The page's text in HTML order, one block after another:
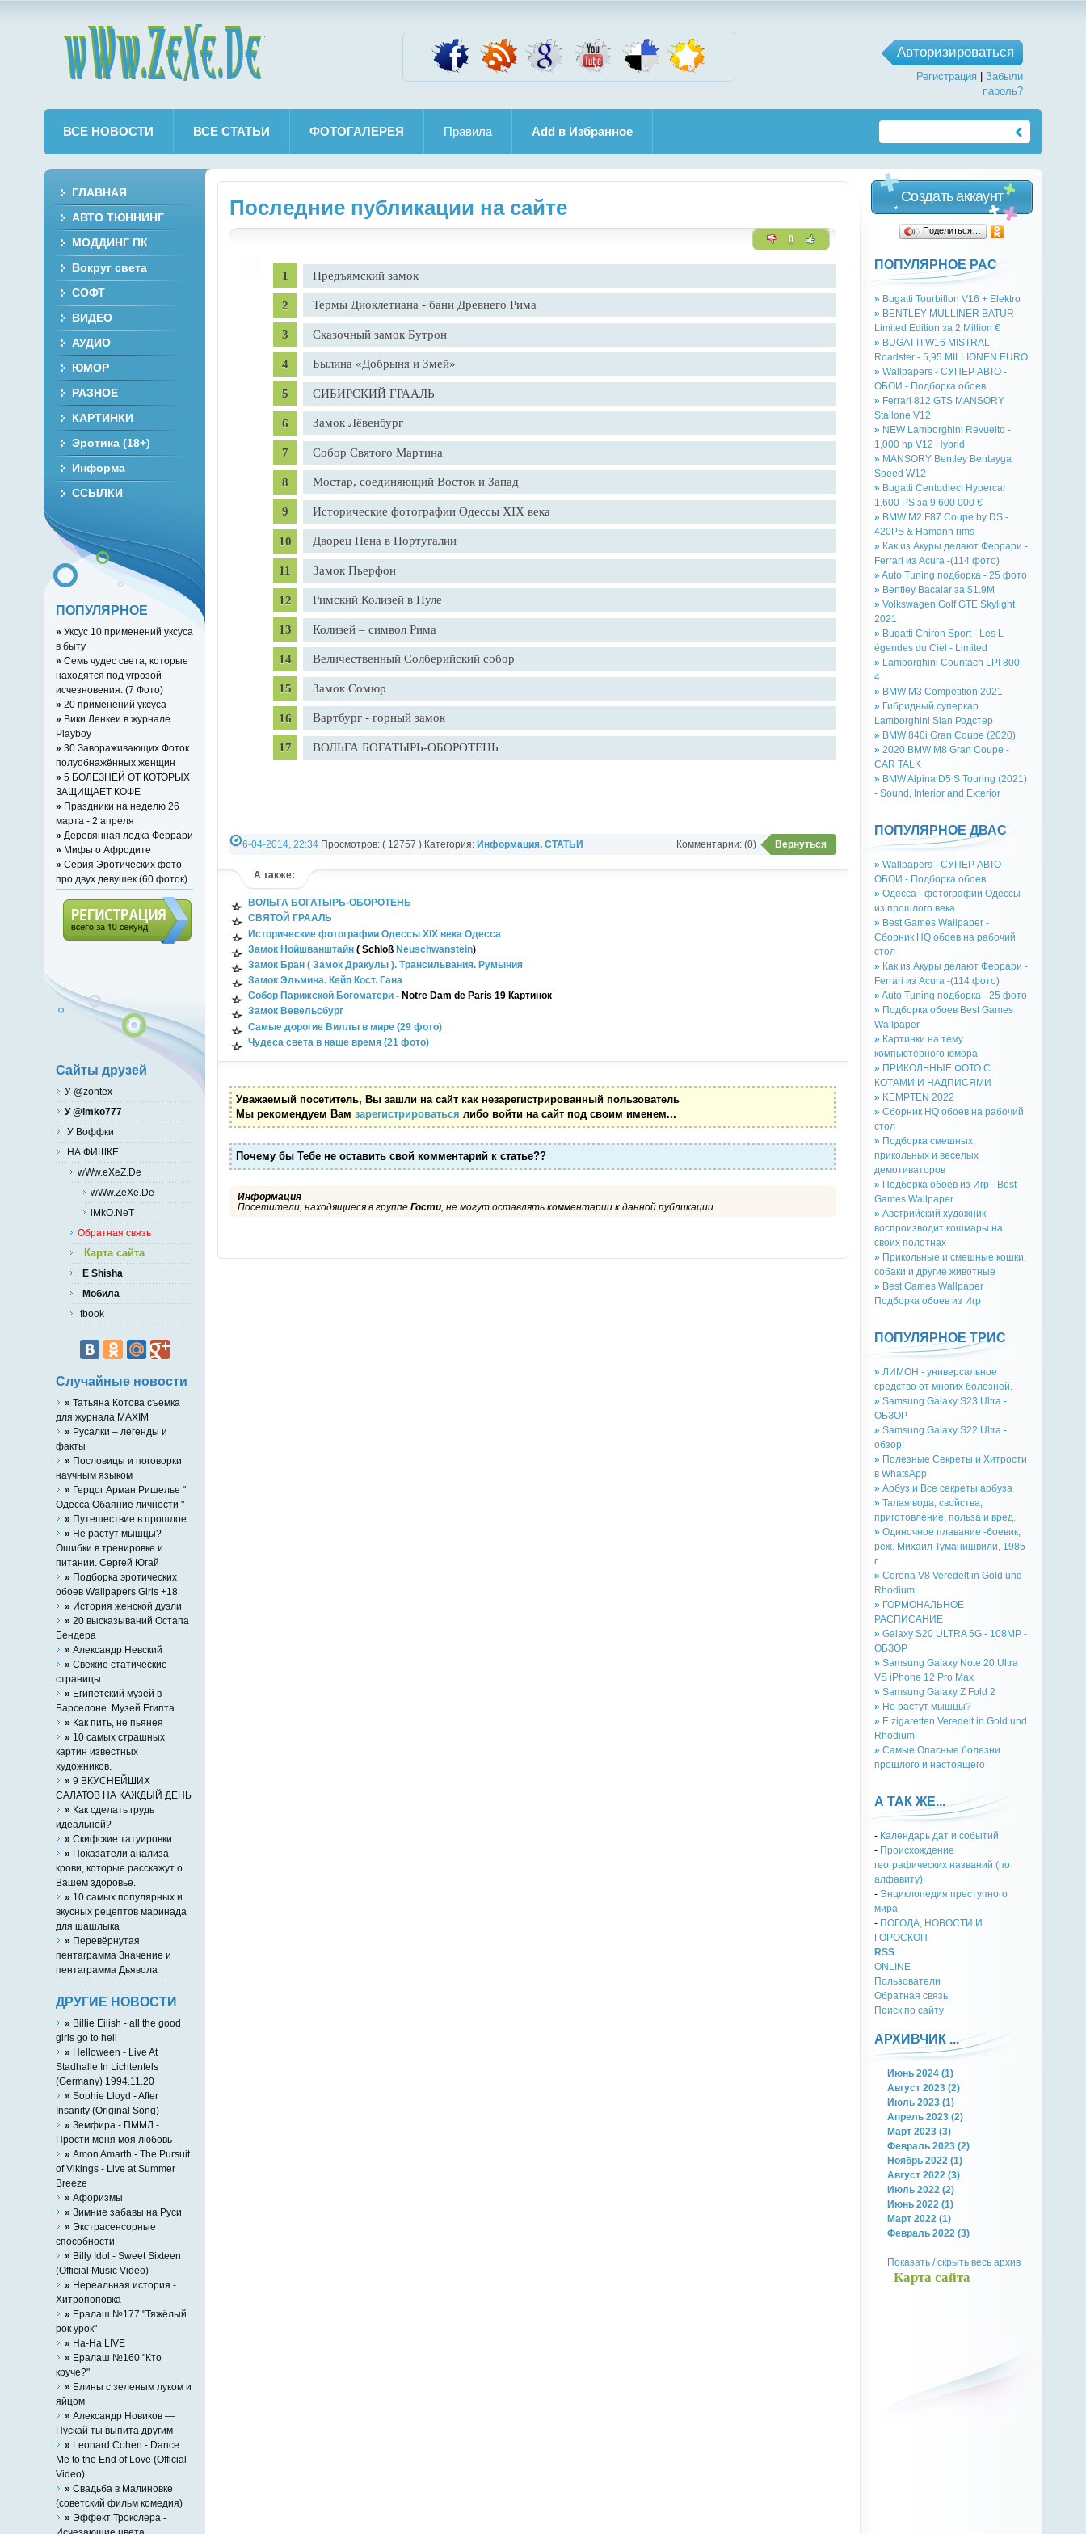
Авторизироваться
Регистрация |Забыли
пароль?
ВСЕ НОВОСТИ ВСЕ СТАТЬИ ФОТОГАЛЕРЕЯ Правила Add в Избранное
Последние публикации на сайте
0
Предъямский замок
Термы Диоклетиана - бани Древнего Рима
Сказочный замок Бутрон
Былина «Добрыня и Змей»
СИБИРСКИЙ ГРААЛЬ
Замок Лёвенбург
Собор Святого Мартина
Мостар, соединяющий Восток и Запад
Исторические фотографии Одессы XIX века
Дворец Пена в Португалии
Замок Пьерфон
Римский Колизей в Пуле
Колизей – символ Рима
Величественный Солберийский собор
Замок Сомюр
Вартбург - горный замок
ВОЛЬГА БОГАТЫРЬ-ОБОРОТЕНЬ
Вернуться
Комментарии: (0)
6-04-2014, 22:34Просмотров: ( 12757 ) Категория: Информация, СТАТЬИ
А также:
ВОЛЬГА БОГАТЫРЬ-ОБОРОТЕНЬ
СВЯТОЙ ГРААЛЬ
Исторические фотографии Одессы XIX века Одесса
Замок Нойшванштайн( Schloß Neuschwanstein)
Замок Бран ( Замок Дракулы ). Трансильвания. Румыния
Замок Эльмина. Кейп Кост. Гана
Собор Парижской Богоматери- Notre Dam de Paris 19 Картинок
Замок Вевельсбург
Самые дорогие Виллы в мире (29 фото)
Чудеса света в наше время (21 фото)
Уважаемый посетитель, Вы зашли на сайт как незарегистрированный пользователь
Мы рекомендуем Вам зарегистрироваться либо войти на сайт под своим именем...
Почему бы Тебе не оставить свой комментарий к статье??
Информация
Посетители, находящиеся в группе Гости, не могут оставлять комментарии к данной публикации.
Создать аккаунт
Поделиться…
ПОПУЛЯРНОЕ РАС
» Bugatti Tourbillon V16 + Elektro
» BENTLEY MULLINER BATUR
Limited Edition за 2 Million €
» BUGATTI W16 MISTRAL
Roadster - 5,95 MILLIONEN EURO
» Wallpapers - СУПЕР АВТО -
ОБОИ - Подборка обоев
» Ferrari 812 GTS MANSORY
Stallone V12
» NEW Lamborghini Revuelto -
1,000 hp V12 Hybrid
» MANSORY Bentley Bentayga
Speed W12
» Bugatti Centodieci Hypercar
1.600 PS за 9 600 000 €
» BMW M2 F87 Coupe by DS -
420PS & Hamann rims
» Как из Акуры делают Феррари -
Ferrari из Acura -(114 фото)
» Auto Tuning подборка - 25 фото
» Bentley Bacalar за $1.9M
» Volkswagen Golf GTE Skylight
2021
» Bugatti Chiron Sport - Les L
égendes du Ciel - Limited
» Lamborghini Countach LPI 800-
4
» BMW M3 Competition 2021
» Гибридный суперкар
Lamborghini Sian Родстер
» BMW 840i Gran Coupe (2020)
» 2020 BMW M8 Gran Coupe -
CAR TALK
» BMW Alpina D5 S Touring (2021)
- Sound, Interior and Exterior
ПОПУЛЯРНОЕ ДВАС
» Wallpapers - СУПЕР АВТО -
ОБОИ - Подборка обоев
» Одесса - фотографии Одессы
из прошлого века
» Best Games Wallpaper -
Сборник HQ обоев на рабочий
стол
» Как из Акуры делают Феррари -
Ferrari из Acura -(114 фото)
» Auto Tuning подборка - 25 фото
» Подборка обоев Best Games
Wallpaper
» Картинки на тему
компьютерного юмора
» ПРИКОЛЬНЫЕ ФОТО С
КОТАМИ И НАДПИСЯМИ
» KEMPTEN 2022
» Сборник HQ обоев на рабочий
стол
» Подборка смешных,
прикольных и веселых
демотиваторов
» Подборка обоев из Игр - Best
Games Wallpaper
» Австрийский художник
воспроизводит кошмары на
своих полотнах
» Прикольные и смешные кошки,
собаки и другие животные
» Best Games Wallpaper
Подборка обоев из Игр
ПОПУЛЯРНОЕ ТРИС
» ЛИМОН - универсальное
средство от многих болезней.
» Samsung Galaxy S23 Ultra -
ОБЗОР
» Samsung Galaxy S22 Ultra -
обзор!
» Полезные Секреты и Хитрости
в WhatsApp
» Арбуз и Все секреты арбуза
» Талая вода, свойства,
приготовление, польза и вред.
» Одиночное плавание -боевик,
реж. Михаил Туманишвили, 1985
г.
» Corona V8 Veredelt in Gold und
Rhodium
» ГОРМОНАЛЬНОЕ
РАСПИСАНИЕ
» Galaxy S20 ULTRA 5G - 108MP -
ОБЗОР
» Samsung Galaxy Note 20 Ultra
VS iPhone 12 Pro Max
» Samsung Galaxy Z Fold 2
» Не растут мышцы?
» E zigaretten Veredelt in Gold und
Rhodium
» Самые Опасные болезни
прошлого и настоящего
А ТАК ЖЕ...
- Календарь дат и событий
- Происхождение
географических названий (по
алфавиту)
- Энциклопедия преступного
мира
- ПОГОДА, НОВОСТИ И
ГОРОСКОП
RSS
ONLINE
Пользователи
Обратная связь
Поиск по сайту
АРХИВЧИК ...
Июнь 2024 (1)
Август 2023 (2)
Июль 2023 (1)
Апрель 2023 (2)
Март 2023 (3)
Февраль 2023 (2)
Ноябрь 2022 (1)
Август 2022 (3)
Июль 2022 (2)
Июнь 2022 (1)
Март 2022 (1)
Февраль 2022 (3)
Показать / скрыть весь архив
Карта сайта
ГЛАВНАЯ
АВТО ТЮННИНГ
МОДДИНГ ПК
Вокруг света
СОФТ
ВИДЕО
АУДИО
ЮМОР
РАЗНОЕ
КАРТИНКИ
Эротика (18+)
Информа
ССЫЛКИ
ПОПУЛЯРНОЕ
» Уксус 10 применений уксуса
в быту
» Семь чудес света, которые
находятся под угрозой
исчезновения. (7 Фото)
» 20 применений уксуса
» Вики Ленкеи в журнале
Playboy
» 30 Завораживающих Фоток
полуобнажённых женщин
» 5 БОЛЕЗНЕЙ ОТ КОТОРЫХ
ЗАЩИЩАЕТ КОФЕ
» Праздники на неделю 26
марта - 2 апреля
» Деревянная лодка Феррари
» Мифы о Афродите
» Серия Эротических фото
про двух девушек (60 фоток)
Сайты друзей
У @zontex
У @imko777
У Воффки
НА ФИШКЕ
wWw.eXeZ.De
wWw.ZeXe.De
iMkO.NeT
Обратная связь
Карта сайта
E Shisha
Мобила
fbook
Случайные новости
» Татьяна Котова съемка
для журнала MAXIM
» Русалки – легенды и
факты
» Пословицы и поговорки
научным языком
» Герцог Арман Ришелье "
Одесса Обаяние личности "
» Путешествие в прошлое
» Не растут мышцы?
Ошибки в тренировке и
питании. Сергей Югай
» Подборка эротических
обоев Wallpapers Girls +18
» История женской дуэли
» 20 высказываний Остапа
Бендера
» Александр Невский
» Свежие статические
страницы
» Египетский музей в
Барселоне. Музей Египта
» Как пить, не пьянея
» 10 самых страшных
картин известных
художников.
» 9 ВКУСНЕЙШИХ
САЛАТОВ НА КАЖДЫЙ ДЕНЬ
» Как сделать грудь
идеальной?
» Скифские татуировки
» Показатели анализа
крови, которые расскажут о
Bашем здоровье.
» 10 самых популярных и
вкусных рецептов маринада
для шашлыка
» Перевёрнутая
пентаграмма Значение и
пентаграмма Дьявола
ДРУГИЕ НОВОСТИ
» Billie Eilish - all the good
girls go to hell
» Helloween - Live At
Stadhalle In Lichtenfels
(Germany) 1994.11.20
» Sophie Lloyd - After
Insanity (Original Song)
» Земфира - ПММЛ -
Прости меня моя любовь
» Amon Amarth - The Pursuit
of Vikings - Live at Summer
Breeze
» Афоризмы
» Зимние забавы на Руси
» Экстрасенсорные
способности
» Billy Idol - Sweet Sixteen
(Official Music Video)
» Нереальная история -
Хитропоповка
» Ералаш №177 "Тяжёлый
рок урок"
» На-На LIVE
» Ералаш №160 "Кто
круче?"
» Блины с зеленым луком и
яйцом
» Александр Новиков —
Пускай ты выпита другим
» Leonard Cohen - Dance
Me to the End of Love (Official
Video)
» Свадьба в Малиновке
(советский фильм комедия)
» Эффект Трокслера -
Исчезающие цвета